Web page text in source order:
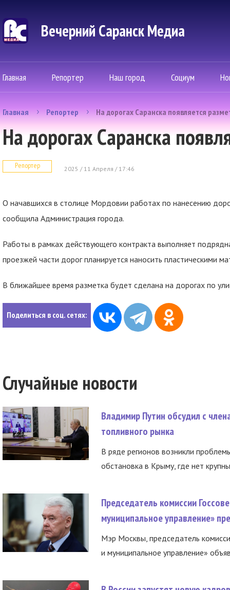
Вечерний Саранск Mедиа
Главная Репортер Наш город Социум
Главная Репортер На дорогах Саранска появляется
На дорогах Саранска
Репортер 2025 / 11 Апреля / 17:46
О начавшихся в столице Мордовии работах по нанесению
сообщила Администрация города.
Работы в рамках действующего контракта выполняет
проезжей части дорог планируется наносить пластическими
В ближайшее время разметка будет сделана на дорогах по
Поделиться в соц. сетях:
Случайные новости
Владимир Путин обсудил с
топливного рынка
В ряде регионов возникли
обстановка в Крыму, где нет
Председатель комиссии
муниципальное управление»
Мэр Москвы, председатель
и муниципальное управление»